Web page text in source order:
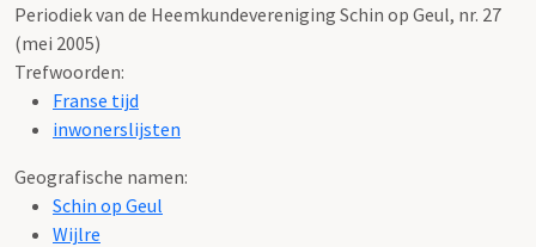
Periodiek van de Heemkundevereniging Schin op Geul, nr. 27
(mei 2005)
Trefwoorden:
Franse tijd
inwonerslijsten
Geografische namen:
Schin op Geul
Wijlre